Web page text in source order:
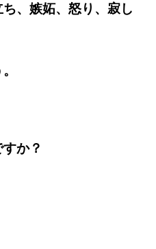
、嫉妬、怒り、寂し
か？